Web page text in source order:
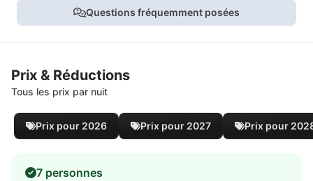
Questions fréquemment posées
Prix & Réductions
Tous les prix par nuit
Prix pour 2026 Prix pour 2027 Prix pour
7 personnes